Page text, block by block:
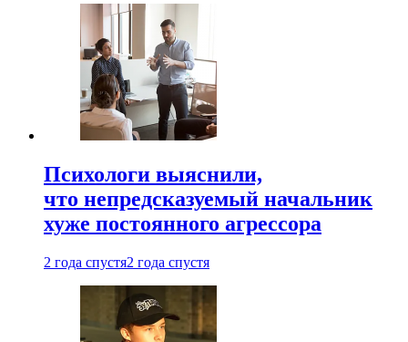
Психологи выяснили,
что непредсказуемый начальник
хуже постоянного агрессора
2 года спустя2 года спустя